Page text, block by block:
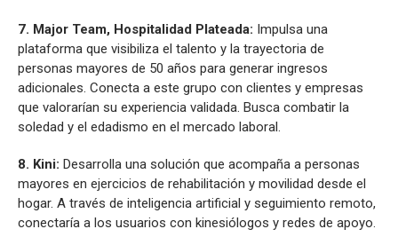
7. Major Team, Hospitalidad Plateada: Impulsa una
plataforma que visibiliza el talento y la trayectoria de
personas mayores de 50 años para generar ingresos
adicionales. Conecta a este grupo con clientes y empresas
que valorarían su experiencia validada. Busca combatir la
soledad y el edadismo en el mercado laboral.
8. Kini: Desarrolla una solución que acompaña a personas
mayores en ejercicios de rehabilitación y movilidad desde el
hogar. A través de inteligencia artificial y seguimiento remoto,
conectaría a los usuarios con kinesiólogos y redes de apoyo.